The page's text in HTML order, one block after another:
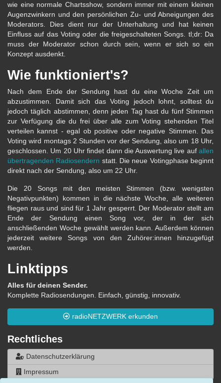
wie eine normale Chartsshow, sondern immer mit einem kleinen
Augenzwinkern und den persönlichen Zu- und Abneigungen des
Moderators. Dies dient nur der Unterhaltung und hat keinen
Einfluss auf das Voting oder die freigeschalteten Songs. tl;dr: Da
muss der Moderator schon durch sein, wenn er sich so ein
Konzept ausdenkt.
Wie funktioniert's?
Nach dem Ende der Sendung hast du eine Woche Zeit um
abzustimmen. Damit sich das Voting jedoch lohnt, solltest du
jedoch täglich abstimmen, denn jeden Tag hast du fünf Stimmen
zur Verfügung die du frei über alle zum Voting stehenden Titel
verteilen kannst - egal ob positive oder negative Stimmen. Das
Voting wird montags 2 Stunden vor der Sendung, also um 18 Uhr,
geschlossen. Um 20 Uhr findet dann die Auswertung live auf allen
übertragenden Radiosendern statt. Die neue Votingphase beginnt
direkt nach der Sendung, also um 22 Uhr.
Die 20 Songs mit den meisten Stimmen (bzw. wenigsten
Negativpunkten) kommen in die nächste Woche, alle weiteren
fliegen raus und sind für 1 Jahr gesperrt. Der Moderator stellt am
Ende der Sendung einen Song vor, der in der sich
anschließenden Woche gewählt werden kann. Außerdem können
jederzeit weitere Songs von den Zuhörer:innen hinzugefügt
werden.
Linktipps
Alles für deinen Sender.
Komplette Radiosendungen. Einfach, günstig, innovativ.
radioNETZWERK erkunden
Rechtliches
Datenschutzerklärung
Impressum